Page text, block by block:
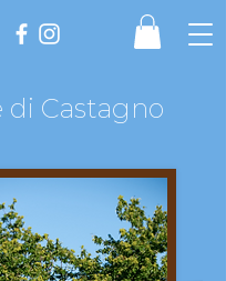
di Castagno